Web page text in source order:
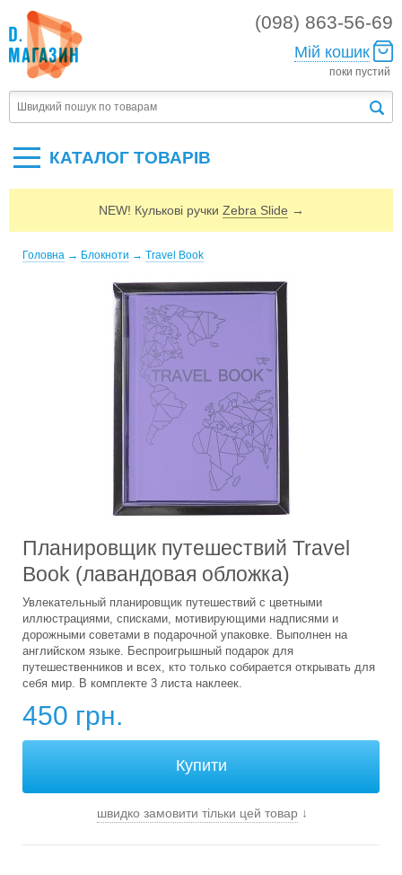
(098) 863-56-69
Мій кошик
поки пустий
КАТАЛОГ ТОВАРIВ
NEW! Кулькові ручки Zebra Slide →
Головна → Блокноти → Travel Book
Планировщик путешествий Travel
Book (лавандовая обложка)
Увлекательный планировщик путешествий с цветными
иллюстрациями, списками, мотивирующими надписями и
дорожными советами в подарочной упаковке. Выполнен на
английском языке. Беспроигрышный подарок для
путешественников и всех, кто только собирается открывать для
себя мир. В комплекте 3 листа наклеек.
450 грн.
швидко замовити тільки цей товар↓